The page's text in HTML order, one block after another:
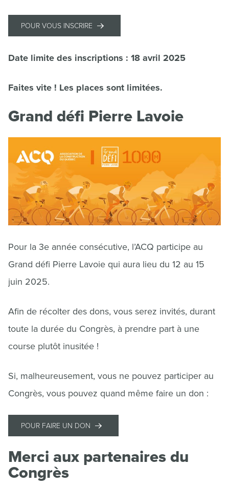
POUR VOUS INSCRIRE
Date limite des inscriptions : 18 avril 2025
Faites vite ! Les places sont limitées.
Grand défi Pierre Lavoie
Pour la 3e année consécutive, l’ACQ participe au
Grand défi Pierre Lavoie qui aura lieu du 12 au 15
juin 2025.
Afin de récolter des dons, vous serez invités, durant
toute la durée du Congrès, à prendre part à une
course plutôt inusitée !
Si, malheureusement, vous ne pouvez participer au
Congrès, vous pouvez quand même faire un don :
POUR FAIRE UN DON
Merci aux partenaires du
Congrès